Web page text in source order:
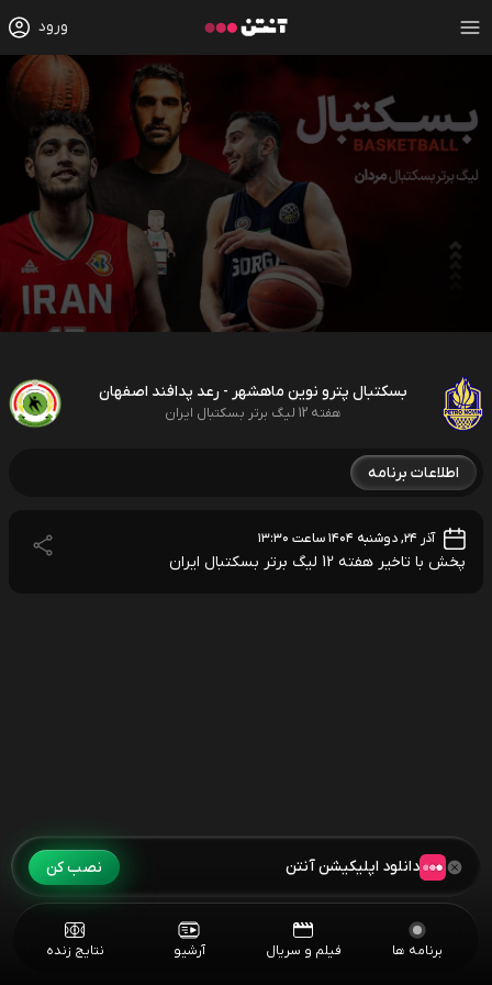
ورود
بسکتبال پترو نوین ماهشهر - رعد پدافند اصفهان
هفته 12 لیگ برتر بسکتبال ایران
اطلاعات برنامه
آذر ۲۴, دوشنبه ۱۴۰۴ ساعت ۱۳:۳۰
پخش با تاخیر هفته 12 لیگ برتر بسکتبال ایران
برنامه ها فیلم و سریال آرشیو نتایج زنده
دانلود اپلیکیشن آنتن نصب کن